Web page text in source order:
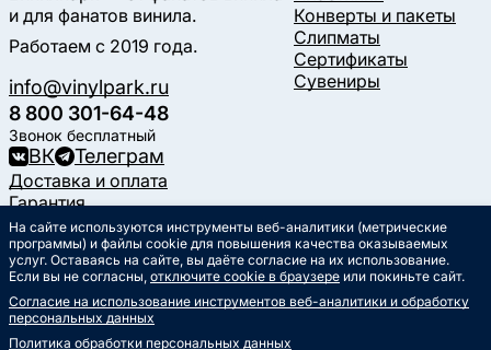
и для фанатов винила.
Работаем с 2019 года.
info@vinylpark.ru
8 800 301-64-48
Звонок бесплатный
ВК Телеграм
Конверты и пакеты
Слипматы
Сертификаты
Сувениры
Доставка и оплата
Гарантия
Контакты
Статьи
Музыкальный календарь
Публичная оферта
Политика обработки
На сайте используются инструменты веб-аналитики (метрические
программы) и файлы cookie для повышения качества оказываемых
услуг. Оставаясь на сайте, вы даёте согласие на их использование.
Если вы не согласны, отключите cookie в браузере или покиньте сайт.
Согласие на использование инструментов веб-аналитики и обработку
персональных данных
Политика обработки персональных данных